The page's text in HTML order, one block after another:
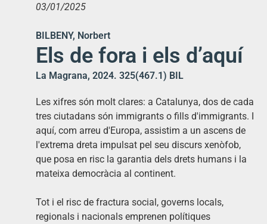
03/01/2025
BILBENY, Norbert
Els de fora i els d’aquí
La Magrana, 2024. 325(467.1) BIL
Les xifres són molt clares: a Catalunya, dos de cada
tres ciutadans són immigrants o fills d'immigrants. I
aquí, com arreu d'Europa, assistim a un ascens de
l'extrema dreta impulsat pel seu discurs xenòfob,
que posa en risc la garantia dels drets humans i la
mateixa democràcia al continent.
Tot i el risc de fractura social, governs locals,
regionals i nacionals emprenen polítiques